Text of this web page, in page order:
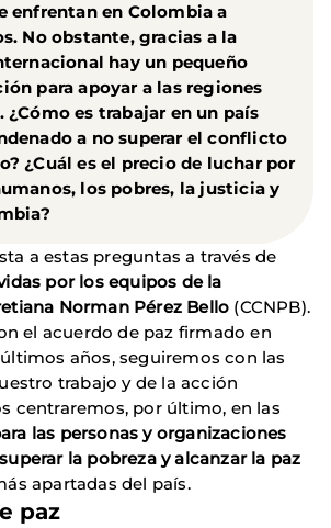
enfrentan en Colombia a
No obstante, gracias a la
hay un pequeño
para apoyar a las regiones
¿Cómo es trabajar en un país
a no superar el conflicto
¿Cuál es el precio de luchar por
los pobres, la justicia y
a estas preguntas a través de
por los equipos de la
Norman Pérez Bello (CCNPB).
el acuerdo de paz firmado en
años, seguiremos con las
trabajo y de la acción
centraremos, por último, en las
las personas y organizaciones
la pobreza y alcanzar la paz
apartadas del país.
paz